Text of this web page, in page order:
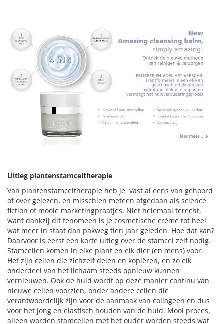
Uitleg plantenstamceltherapie
Van plantenstamceltherapie heb je vast al eens van gehoord
of over gelezen, en misschien meteen afgedaan als science
fiction of mooie marketingpraatjes. Niet helemaal terecht,
want dankzij dit fenomeen is je cosmetische crème tot heel
wat meer in staat dan pakweg tien jaar geleden. Hoe dat kan?
Daarvoor is eerst een korte uitleg over de stamcel zelf nodig.
Stamcellen komen in elke plant en elk dier (en mens) voor.
Het zijn cellen die zichzelf delen en kopiëren, en zo elk
onderdeel van het lichaam steeds opnieuw kunnen
vernieuwen. Ook de huid wordt op deze manier continu van
nieuwe cellen voorzien, onder andere cellen die
verantwoordelijk zijn voor de aanmaak van collageen en dus
voor het jong en elastisch houden van de huid. Mooi proces,
alleen worden stamcellen met het ouder worden steeds wat